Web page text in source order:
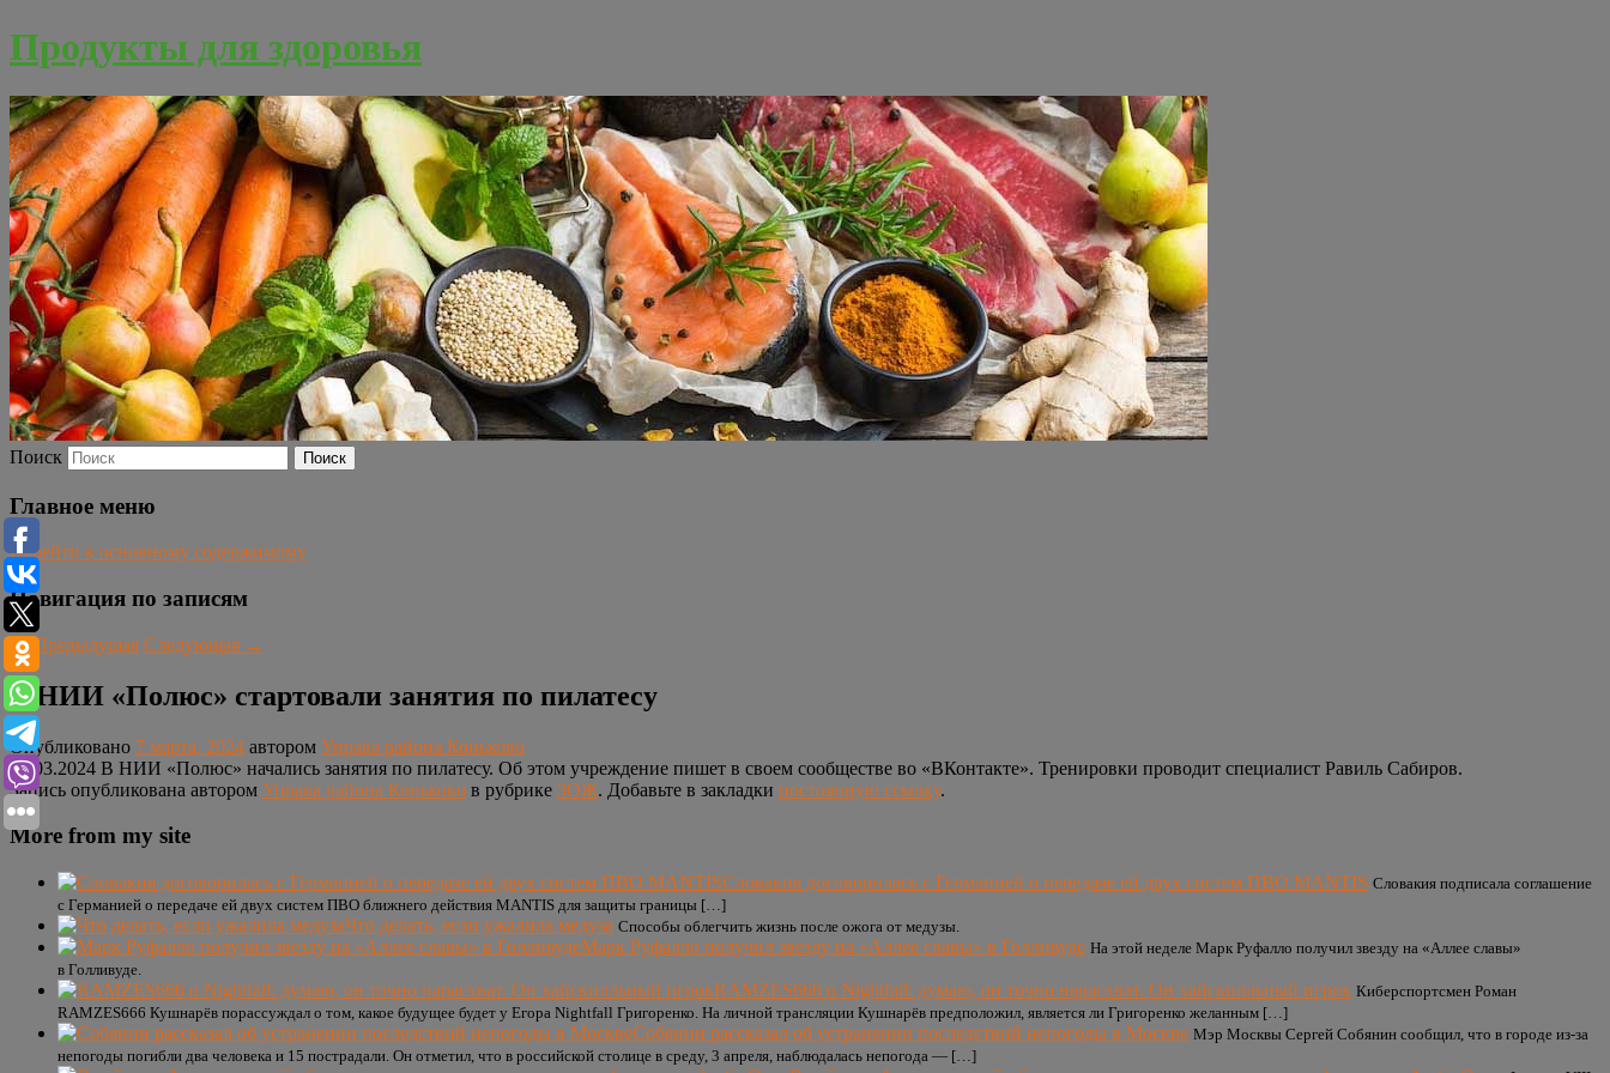
Продукты для здоровья
Поиск
Главное меню
Перейти к основному содержимому
Навигация по записям
←Предыдущая Следующая →
В НИИ «Полюс» стартовали занятия по пилатесу
Опубликовано 7 марта, 2024 автором Управа района Коньково
07.03.2024 В НИИ «Полюс» начались занятия по пилатесу. Об этом учреждение пишет в своем сообществе во «ВКонтакте». Тренировки проводит специалист Равиль Сабиров.
Запись опубликована автором Управа района Коньково в рубрике ЗОЖ. Добавьте в закладки постоянную ссылку.
More from my site
Словакия договорилась с Германией о передаче ей двух систем ПВО MANTIS Словакия подписала соглашение
с Германией о передаче ей двух систем ПВО ближнего действия MANTIS для защиты границы […]
Что делать, если ужалила медуза Способы облегчить жизнь после ожога от медузы.
Марк Руфалло получил звезду на «Аллее славы» в Голливуде На этой неделе Марк Руфалло получил звезду на «Аллее славы»
в Голливуде.
RAMZES666 о Nightfall: думаю, он точно нарасхват. Он хайскилльный игрок Киберспортсмен Роман
RAMZES666 Кушнарёв порассуждал о том, какое будущее будет у Егора Nightfall Григоренко. На личной трансляции Кушнарёв предположил, является ли Григоренко желанным […]
Собянин рассказал об устранении последствий непогоды в Москве Мэр Москвы Сергей Собянин сообщил, что в городе из-за
непогоды погибли два человека и 15 пострадали. Он отметил, что в российской столице в среду, 3 апреля, наблюдалась непогода — […]